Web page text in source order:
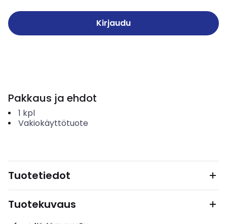
Kirjaudu
Pakkaus ja ehdot
1 kpl
Vakiokäyttötuote
Tuotetiedot
Tuotekuvaus